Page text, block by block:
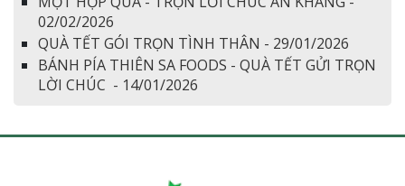
02/02/2026
QUÀ TẾT GÓI TRỌN TÌNH THÂN - 29/01/2026
BÁNH PÍA THIÊN SA FOODS - QUÀ TẾT GỬI TRỌN
LỜI CHÚC - 14/01/2026